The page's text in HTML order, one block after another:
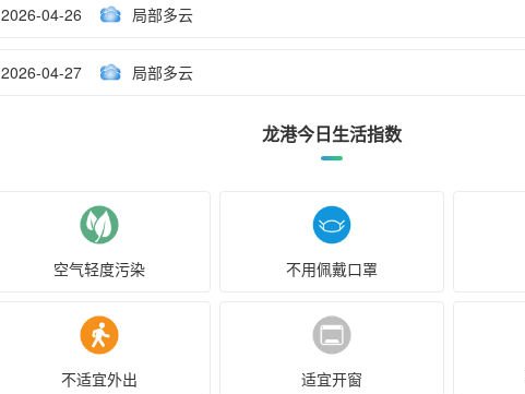
2026-04-26 局部多云
2026-04-27 局部多云
龙港今日生活指数
空气轻度污染 不用佩戴口罩
不适宜外出 适宜开窗